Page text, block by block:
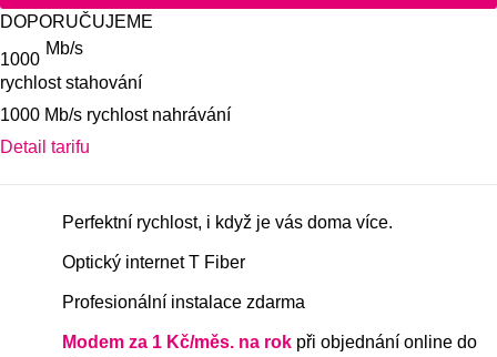
DOPORUČUJEME
Balíček
1000
Mb/s
rychlost stahování
1000 Mb/s rychlost nahrávání
Zobrazit detail tarifu
Detail tarifu
Perfektní rychlost, i když je vás doma více.
Optický internet T Fiber
Profesionální instalace zdarma
Modem za 1 Kč/měs. na rok při objednání online do